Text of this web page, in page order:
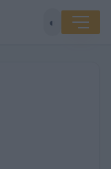
◐